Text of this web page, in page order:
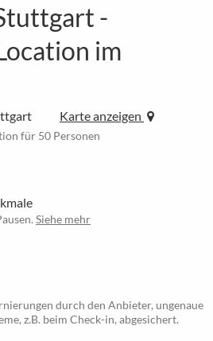
-
im
Karte anzeigen
für 50 Personen
Siehe mehr
durch den Anbieter, ungenaue
z.B. beim Check-in, abgesichert.